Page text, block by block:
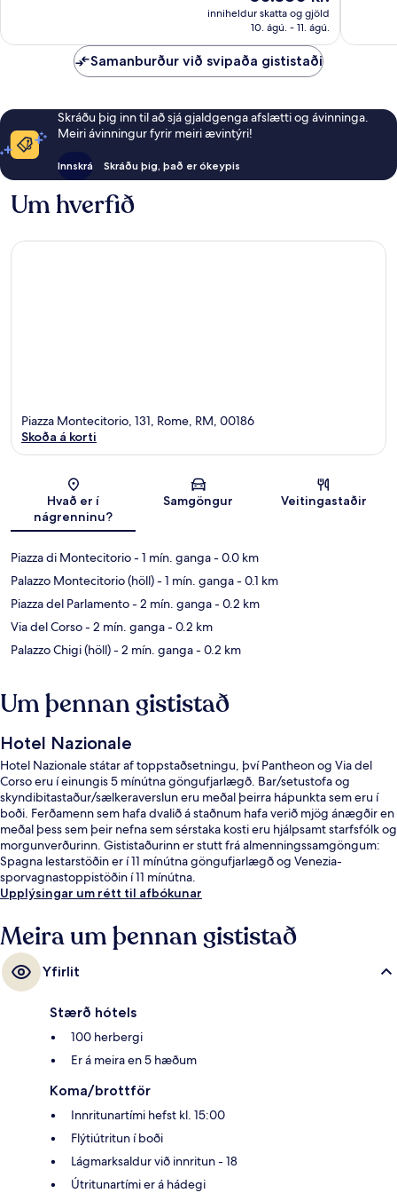
er
30.380 kr.
inniheldur skatta og gjöld
10. ágú. - 11. ágú.
Samanburður við svipaða gististaði
Skráðu þig inn til að sjá gjaldgenga afslætti og ávinninga.
Meiri ávinningur fyrir meiri ævintýri!
Innskrá Skráðu þig, það er ókeypis
Um hverfið
Kort
Piazza Montecitorio, 131, Rome, RM, 00186
Skoða á korti
Hvað er í
nágrenninu?
Samgöngur Veitingastaðir
Piazza di Montecitorio- 1 mín. ganga- 0.0 km
Palazzo Montecitorio (höll)- 1 mín. ganga- 0.1 km
Piazza del Parlamento- 2 mín. ganga- 0.2 km
Via del Corso- 2 mín. ganga- 0.2 km
Palazzo Chigi (höll)- 2 mín. ganga- 0.2 km
Um þennan gististað
Hotel Nazionale
Hotel Nazionale státar af toppstaðsetningu, því Pantheon og Via del
Corso eru í einungis 5 mínútna göngufjarlægð. Bar/setustofa og
skyndibitastaður/sælkeraverslun eru meðal þeirra hápunkta sem eru í
boði. Ferðamenn sem hafa dvalið á staðnum hafa verið mjög ánægðir en
meðal þess sem þeir nefna sem sérstaka kosti eru hjálpsamt starfsfólk og
morgunverðurinn. Gististaðurinn er stutt frá almenningssamgöngum:
Spagna lestarstöðin er í 11 mínútna göngufjarlægð og Venezia-
sporvagnastoppistöðin í 11 mínútna.
Upplýsingar um rétt til afbókunar
Meira um þennan gististað
Yfirlit
Stærð hótels
100 herbergi
Er á meira en 5 hæðum
Koma/brottför
Innritunartími hefst kl. 15:00
Flýtiútritun í boði
Lágmarksaldur við innritun - 18
Útritunartími er á hádegi